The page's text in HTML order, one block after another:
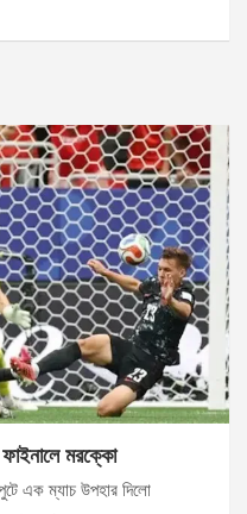
ফাইনালে মরক্কো
এক ম্যাচ উপহার দিলো